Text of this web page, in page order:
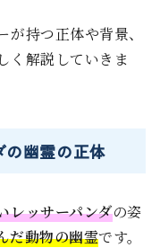
持つ正体や背景、
く解説していきま
の幽霊の正体
レッサーパンダの姿
だ動物の幽霊です。